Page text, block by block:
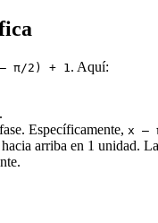
π/2) + 1 . Aquí:
Específicamente, x –
arriba en 1 unidad.